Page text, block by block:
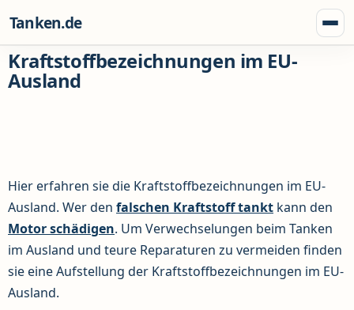
Tanken.de
Kraftstoffbezeichnungen im EU-
Ausland
Hier erfahren sie die Kraftstoffbezeichnungen im EU-
Ausland. Wer den falschen Kraftstoff tankt kann den
Motor schädigen. Um Verwechselungen beim Tanken
im Ausland und teure Reparaturen zu vermeiden finden
sie eine Aufstellung der Kraftstoffbezeichnungen im EU-
Ausland.